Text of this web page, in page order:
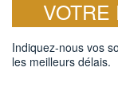
VOTRE
Indiquez-nous vos
les meilleurs délais.